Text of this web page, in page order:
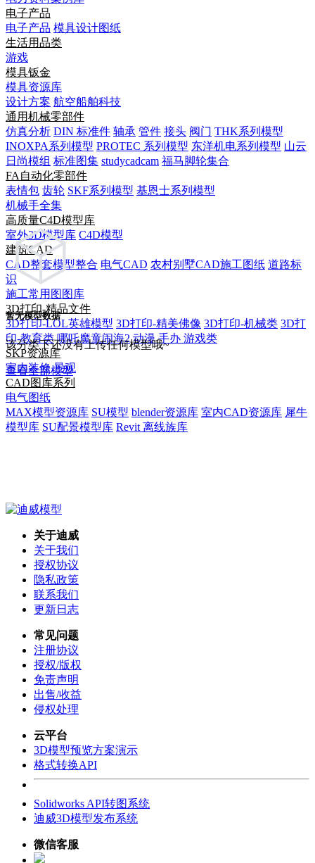
电子产品
电子产品 模具设计图纸
生活用品类
游戏
模具钣金
模具资源库
设计方案 航空船舶科技
通用机械零部件
仿真分析 DIN 标准件 轴承 管件 接头 阀门 THK系列模型
INOXPA系列模型 PROTEC 系列模型 东洋机电系列模型 山云
日尚模组 标准图集 studycadcam 福马脚轮集合
FA自动化零部件
表情包 齿轮 SKF系列模型 基恩士系列模型
机械手全集
高质量C4D模型库
室外3D模型库 C4D模型
建筑CAD
CAD整套模型整合 电气CAD 农村别墅CAD施工图纸 道路标
识
施工常用图图库
3D打印-精品文件
3D打印-LOL英雄模型 3D打印-精美佛像 3D打印-机械类 3D打
印-教育类 哪吒魔童闹海2 动漫 手办 游戏类
SKP资源库
室内装修 景观
CAD图库系列
电气图纸
MAX模型资源库 SU模型 blender资源库 室内CAD资源库 犀牛
模型库 SU配景模型库 Revit 离线族库
暂无模型数据
该分类下还没有上传任何模型哦~
查看全部模型
关于迪威
关于我们
授权协议
隐私政策
联系我们
更新日志
常见问题
注册协议
授权/版权
免责声明
出售/收益
侵权处理
云平台
3D模型预览方案演示
格式转换API
Solidworks API转图系统
迪威3D模型发布系统
微信客服